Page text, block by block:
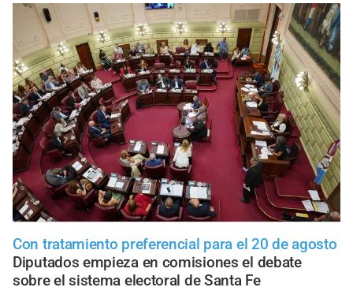
Con tratamiento preferencial para el 20 de agosto
Diputados empieza en comisiones el debate
sobre el sistema electoral de Santa Fe